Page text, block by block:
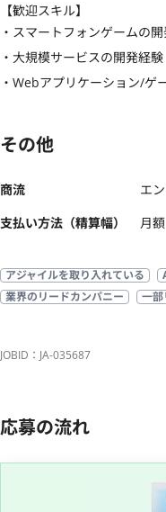
【歓迎スキル】
・スマートフォンゲームの
・大規模サービスの開発経験
・Webアプリケーション/ゲ
その他
商流
エ
支払い方法（精算幅）
月
アジャイルを取り入れている
業界のリードカンパニー
一部
JOBID：JA-035687
応募の流れ